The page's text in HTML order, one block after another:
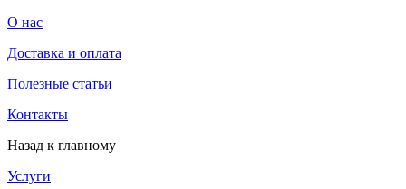
О нас
Доставка и оплата
Полезные статьи
Контакты
Назад к главному
Услуги